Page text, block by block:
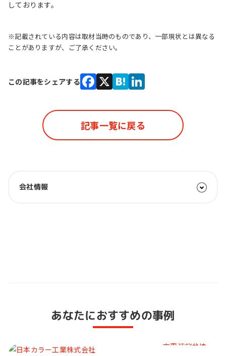
しております。
※記載されている内容は取材当時のものであり、一部現状とは異なる
ことがありますが、ご了承ください。
この記事をシェアする
記事一覧に戻る
会社情報
あなたにおすすめの事例